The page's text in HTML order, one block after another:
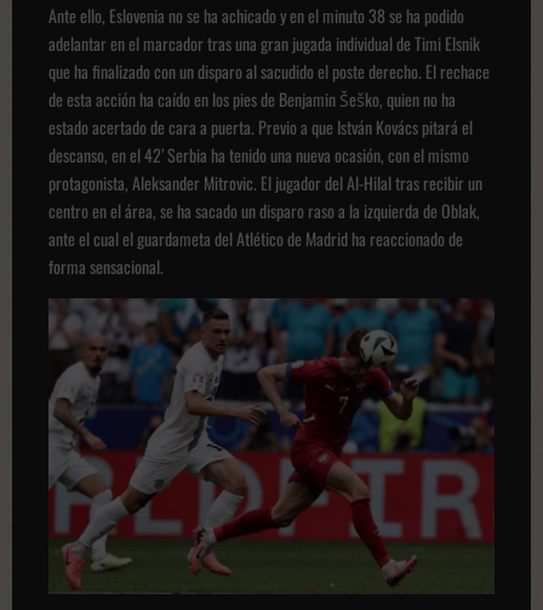
Ante ello, Eslovenia no se ha achicado y en el minuto 38 se ha podido
adelantar en el marcador tras una gran jugada individual de Timi Elsnik
que ha finalizado con un disparo al sacudido el poste derecho. El rechace
de esta acción ha caído en los pies de Benjamin Šeško, quien no ha
estado acertado de cara a puerta. Previo a que István Kovács pitará el
descanso, en el 42’ Serbia ha tenido una nueva ocasión, con el mismo
protagonista, Aleksander Mitrovic. El jugador del Al-Hilal tras recibir un
centro en el área, se ha sacado un disparo raso a la izquierda de Oblak,
ante el cual el guardameta del Atlético de Madrid ha reaccionado de
forma sensacional.